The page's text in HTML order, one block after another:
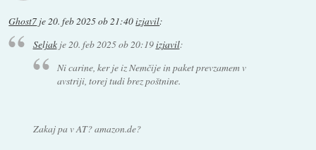
Ghost7 je20. feb 2025 ob 21:40izjavil:
Seljakje20. feb 2025 ob 20:19izjavil:
Ni carine, ker je iz Nemčije in paket prevzamem v
avstriji, torej tudi brez poštnine.
Zakaj pa v AT? amazon.de?